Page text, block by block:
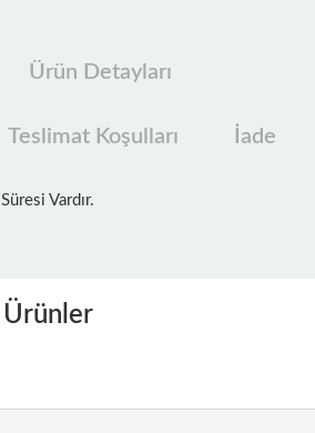
Ürün Detayları
Teslimat Koşulları İade
Vardır.
Ürünler